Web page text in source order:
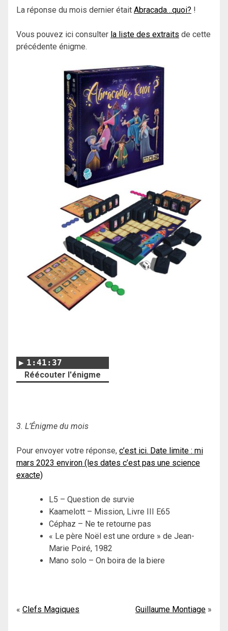
La réponse du mois dernier était Abracada…quoi? !
Vous pouvez ici consulter la liste des extraits de cette
précédente énigme.
1:41:37
Réécouter l'énigme
3. L’Énigme du mois
Pour envoyer votre réponse, c’est ici. Date limite : mi
mars 2023 environ (les dates c’est pas une science
exacte)
L5 – Question de survie
Kaamelott – Mission, Livre III E65
Céphaz – Ne te retourne pas
« Le père Noël est une ordure » de Jean-
Marie Poiré, 1982
Mano solo – On boira de la biere
Navigation
Clefs Magiques Guillaume Montiage